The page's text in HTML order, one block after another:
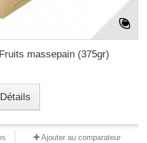
massepain (375gr)
Détails
Ajouter au comparateur